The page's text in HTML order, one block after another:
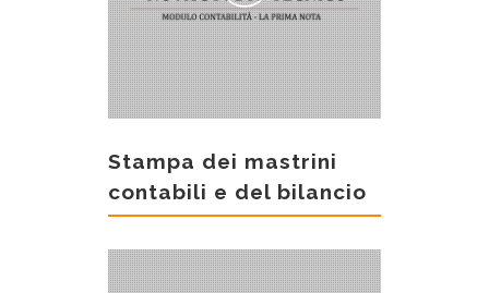
Stampa dei mastrini
contabili e del bilancio